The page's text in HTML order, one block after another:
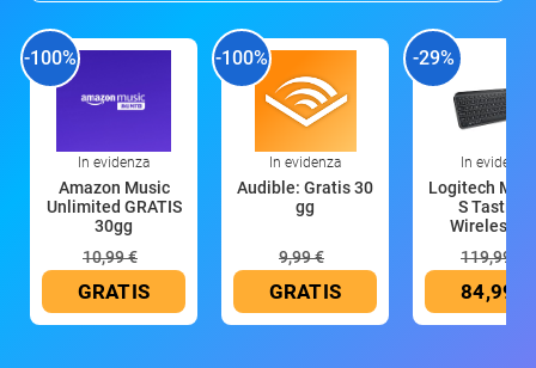
-100%
In evidenza
Amazon Music
Unlimited GRATIS
30gg
10,99 €
GRATIS
-100%
In evidenza
Audible: Gratis 30
gg
9,99 €
GRATIS
-29%
In evidenza
Logitech MX
S Tastiera
Wireless
119,99 €
84,99 €